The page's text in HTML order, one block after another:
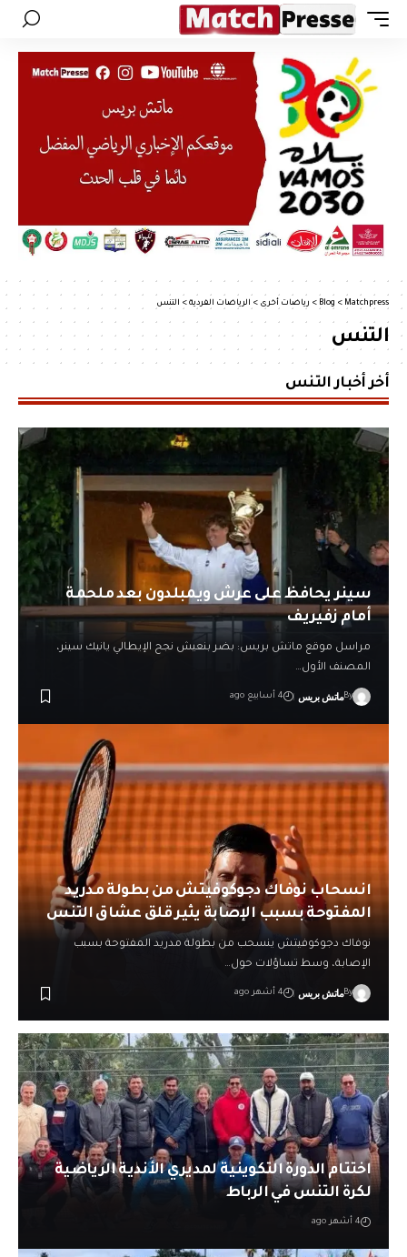
Matchpress
>
Blog
> رياضات أخرى > الرياضات الفردية > التنس
التنس
أخر أخبار التنس
سينر يحافظ على عرش ويمبلدون بعد ملحمة
أمام زفيريف
مراسل موقع ماتش بريس: بضر بنعيش نجح الإيطالي يانيك سينر،
المصنف الأول…
Byماتش بريس 4 أسابيع ago
انسحاب نوفاك دجوكوفيتش من بطولة مدريد
المفتوحة بسبب الإصابة يثير قلق عشاق التنس
نوفاك دجوكوفيتش ينسحب من بطولة مدريد المفتوحة بسبب
الإصابة، وسط تساؤلات حول…
Byماتش بريس 4 أشهر ago
اختتام الدورة التكوينية لمديري الأندية الرياضية
لكرة التنس في الرباط
4 أشهر ago